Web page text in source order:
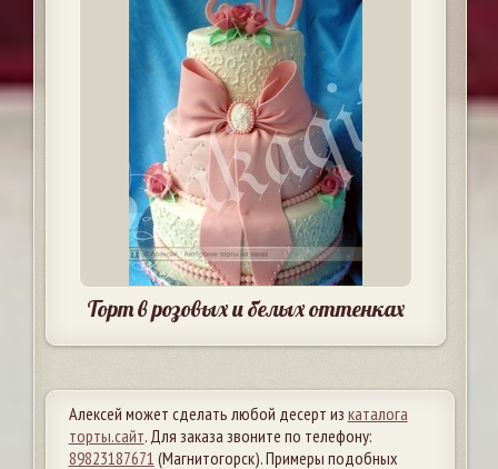
Торт в розовых и белых оттенках
Алексей может сделать любой десерт из каталога
торты.сайт. Для заказа звоните по телефону:
89823187671 (Магнитогорск). Примеры подобных